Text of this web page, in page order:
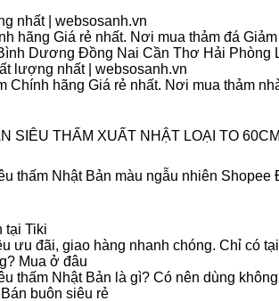
nhất | websosanh.vn
hãng Giá rẻ nhất. Nơi mua thảm đá
Dương Đồng Nai Cần Thơ Hải
lượng nhất | websosanh.vn
Chính hãng Giá rẻ nhất. Nơi mua thảm
SIÊU THẤM XUẤT NHẬT LOẠI TO
thấm Nhật Bản màu ngẫu nhiên
tại Tiki
ưu đãi, giao hàng nhanh chóng. Chỉ có
Mua ở đâu
thấm Nhật Bản là gì? Có nên dùng
buôn siêu rẻ